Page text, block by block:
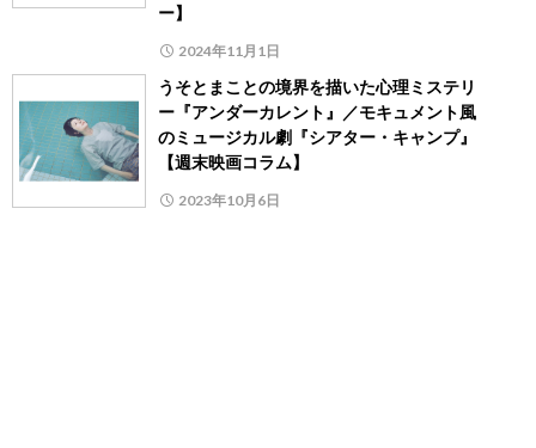
ー】
2024年11月1日
うそとまことの境界を描いた心理ミステリ
ー『アンダーカレント』／モキュメント風
のミュージカル劇『シアター・キャンプ』
【週末映画コラム】
2023年10月6日